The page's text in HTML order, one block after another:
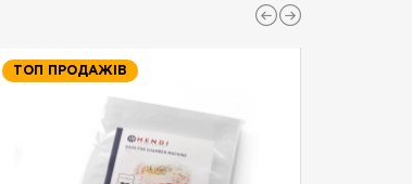
ТОП ПРОДАЖІВ